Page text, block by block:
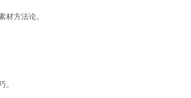
材方法论。
。